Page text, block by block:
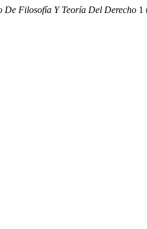
De Filosofía Y Teoría Del Derecho 1